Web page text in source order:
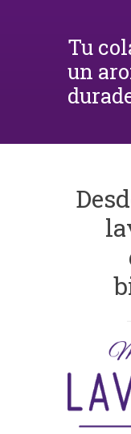
Tu
un